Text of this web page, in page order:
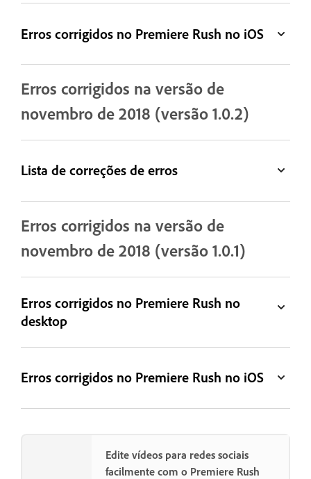
Erros corrigidos no Premiere Rush no iOS
Erros corrigidos na versão de
novembro de 2018 (versão 1.0.2)
Lista de correções de erros
Erros corrigidos na versão de
novembro de 2018 (versão 1.0.1)
Erros corrigidos no Premiere Rush no
desktop
Erros corrigidos no Premiere Rush no iOS
Edite vídeos para redes sociais
facilmente com o Premiere Rush